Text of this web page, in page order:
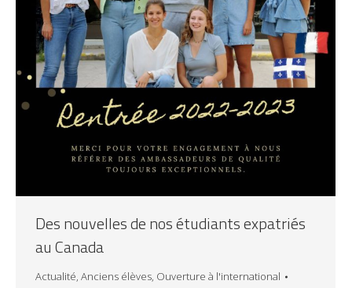
Des nouvelles de nos étudiants expatriés
au Canada
Actualité, Anciens élèves, Ouverture à l'international